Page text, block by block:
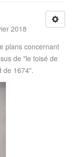
2018
plans concernant
de "le toisé de
de 1674".